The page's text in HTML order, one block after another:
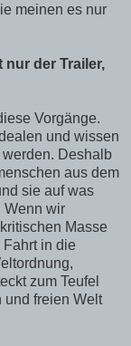
meinen es nur
nur der Trailer,
Vorgänge.
und wissen
Deshalb
aus dem
sie auf was
Wenn wir
Masse
in die
zum Teufel
und freien Welt